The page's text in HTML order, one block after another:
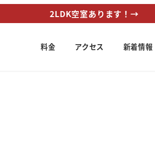
2LDK空室あります！→
料金 アクセス 新着情報